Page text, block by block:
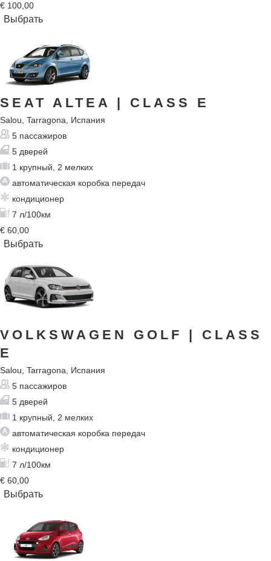
€ 100,00
SEAT ALTEA | CLASS E
Salou, Tarragona, Испания
5 пассажиров
5 дверей
1 крупный, 2 мелких
автоматическая коробка передач
кондиционер
7 л/100км
€ 60,00
VOLKSWAGEN GOLF | CLASS
E
Salou, Tarragona, Испания
5 пассажиров
5 дверей
1 крупный, 2 мелких
автоматическая коробка передач
кондиционер
7 л/100км
€ 60,00